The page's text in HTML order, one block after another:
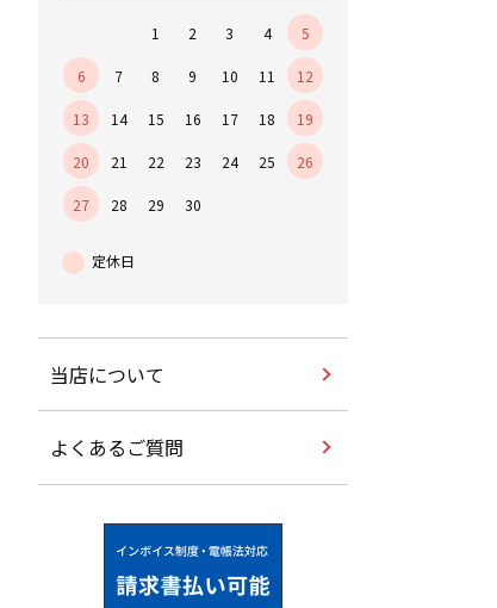
1 2 3 4 5
6 7 8 9 10 11 12
13 14 15 16 17 18 19
20 21 22 23 24 25 26
27 28 29 30
当店について
よくあるご質問